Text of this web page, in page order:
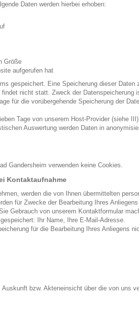
Daten werden hierbei erhoben:
Größe
aufgerufen hat
gespeichert. Eine Speicherung dieser Daten
nicht statt. Zweck der Datenspeicherung
für die vorübergehende Speicherung der
Tage von unserem Host-Provider (siehe
Auswertung werden Daten in
Gandersheim verwenden keine Cookies.
Kontaktaufnahme
werden die von Ihnen übermittelten
für Zwecke der Bearbeitung Ihres
Gebrauch von unserem Kontaktformular
Ihr Name, Ihre E-Mail-Adresse.
für die Bearbeitung Ihres Anliegens
bzw. Akteneinsicht über die von uns